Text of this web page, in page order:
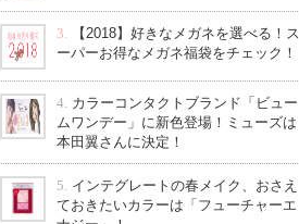
3.
【2018】好きなメガネを選べる！ス
ーパーお得なメガネ福袋をチェック！
4. カラーコンタクトブランド「ビュー
ムワンデー」に新色登場！ミューズは
本田翼さんに決定！
5. インテグレートの春メイク、おさえ
ておきたいカラーは「フューチャーエ